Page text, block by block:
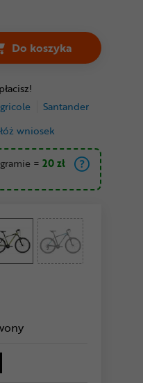
Santander
wniosek
Do koszyka
= 20 zł